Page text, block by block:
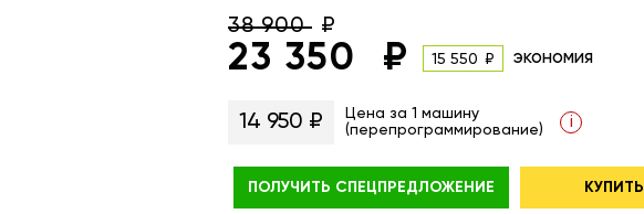
38 900
23 350 15 550 экономия
14 950 ₽
Цена за 1 машину
(перепрограммирование)
i
ПОЛУЧИТЬ СПЕЦПРЕДЛОЖЕНИЕ КУПИТЬ